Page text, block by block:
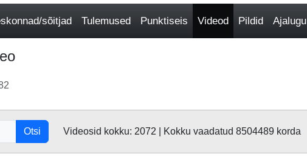
sõitjad Tulemused Punktiseis Videod Pildid Ajalugu
Otsi Videosid kokku: 2072 | Kokku vaadatud 8504489 korda